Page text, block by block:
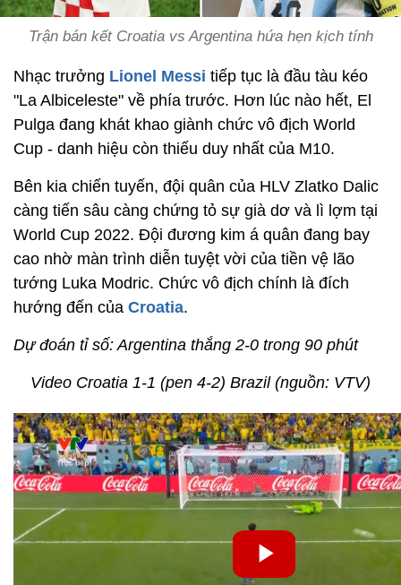
Trận bán kết Croatia vs Argentina hứa hẹn kịch tính
Nhạc trưởng Lionel Messi tiếp tục là đầu tàu kéo
"La Albiceleste" về phía trước. Hơn lúc nào hết, El
Pulga đang khát khao giành chức vô địch World
Cup - danh hiệu còn thiếu duy nhất của M10.
Bên kia chiến tuyến, đội quân của HLV Zlatko Dalic
càng tiến sâu càng chứng tỏ sự già dơ và lì lợm tại
World Cup 2022. Đội đương kim á quân đang bay
cao nhờ màn trình diễn tuyệt vời của tiền vệ lão
tướng Luka Modric. Chức vô địch chính là đích
hướng đến của Croatia.
Dự đoán tỉ số: Argentina thắng 2-0 trong 90 phút
Video Croatia 1-1 (pen 4-2) Brazil (nguồn: VTV)